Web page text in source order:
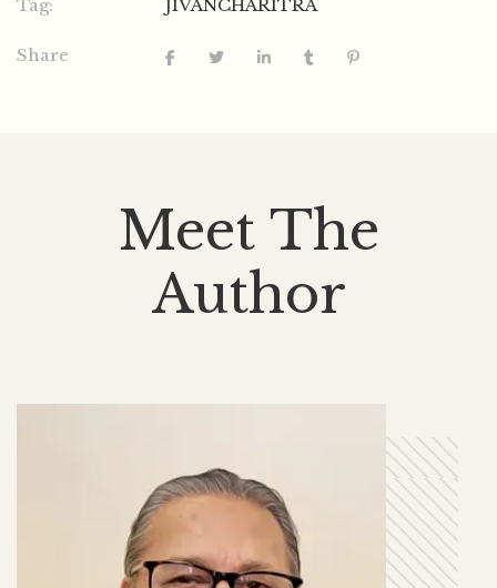
Tag: JIVANCHARITRA
Share
Meet The
Author